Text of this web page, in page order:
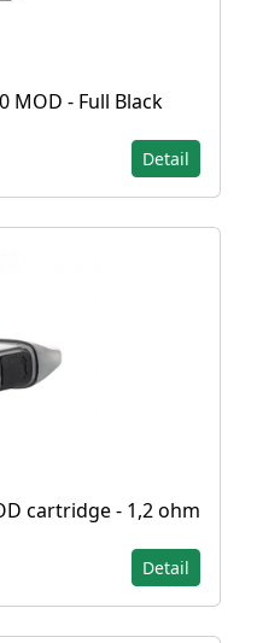
MOD - Full Black
Detail
cartridge - 1,2 ohm
Detail